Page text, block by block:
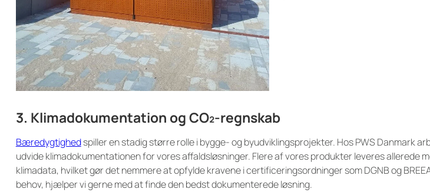
3. Klimadokumentation og CO₂-regnskab
Bæredygtighedspiller en stadig større rolle i bygge- og byudviklingsprojekter. Hos PWS Danmark
udvide klimadokumentationen for vores affaldsløsninger. Flere af vores produkter leveres allerede
klimadata, hvilket gør det nemmere at opfylde kravene i certificeringsordninger som DGNB og
behov, hjælper vi gerne med at finde den bedst dokumenterede løsning.